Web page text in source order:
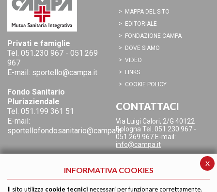
MAPPA DEL SITO
EDITORIALE
FONDAZIONE CAMPA
DOVE SIAMO
VIDEO
LINKS
COOKIE POLICY
CONTATTACI
Via Luigi Calori, 2/G 40122
Bologna Tel. 051.230 967 -
051.269 967 E-mail:
info@campa.it
Privati e famiglie
Tel. 051.230 967 - 051.269
967
E-mail: sportello@campa.it
Fondo Sanitario
Pluriaziendale
Tel. 051.199 361 51
E-mail:
sportellofondosanitario@campa.it
x
INFORMATIVA COOKIES
Il sito utilizza cookie tecnici necessari per funzionare correttamente.